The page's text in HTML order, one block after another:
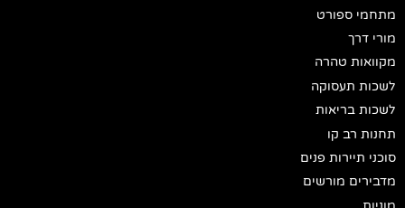
מתחמי ספורט
מורי דרך
מקוואות טהרה
לשכות תעסוקה
לשכות בריאות
תחנות רב קו
סוכני תיירות פנים
מדבירים מורשים